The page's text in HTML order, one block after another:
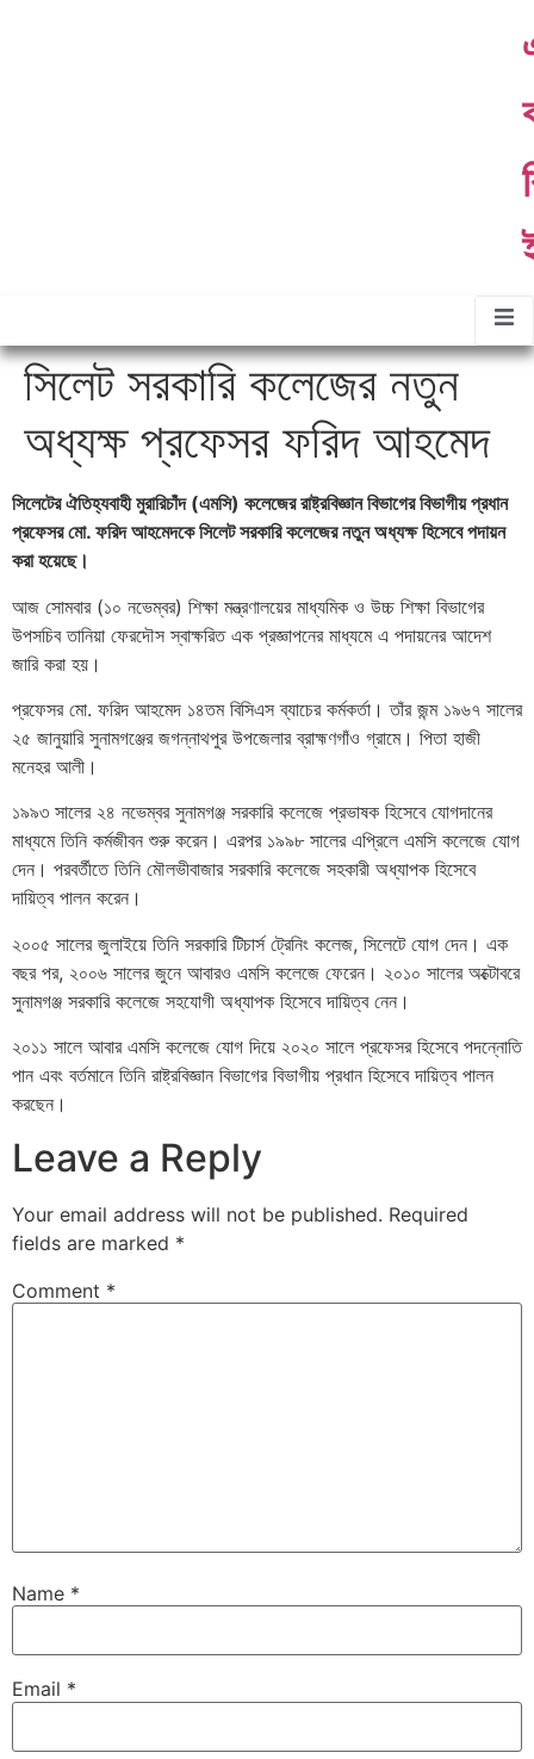
সিলেট সরকারি কলেজের নতুন
অধ্যক্ষ প্রফেসর ফরিদ আহমেদ
সিলেটের ঐতিহ্যবাহী মুরারিচাঁদ (এমসি) কলেজের রাষ্ট্রবিজ্ঞান বিভাগের বিভাগীয় প্রধান
প্রফেসর মো. ফরিদ আহমেদকে সিলেট সরকারি কলেজের নতুন অধ্যক্ষ হিসেবে পদায়ন
করা হয়েছে।
আজ সোমবার (১০ নভেম্বর) শিক্ষা মন্ত্রণালয়ের মাধ্যমিক ও উচ্চ শিক্ষা বিভাগের
উপসচিব তানিয়া ফেরদৌস স্বাক্ষরিত এক প্রজ্ঞাপনের মাধ্যমে এ পদায়নের আদেশ
জারি করা হয়।
প্রফেসর মো. ফরিদ আহমেদ ১৪তম বিসিএস ব্যাচের কর্মকর্তা। তাঁর জন্ম ১৯৬৭ সালের
২৫ জানুয়ারি সুনামগঞ্জের জগন্নাথপুর উপজেলার ব্রাহ্মণগাঁও গ্রামে। পিতা হাজী
মনেহর আলী।
১৯৯৩ সালের ২৪ নভেম্বর সুনামগঞ্জ সরকারি কলেজে প্রভাষক হিসেবে যোগদানের
মাধ্যমে তিনি কর্মজীবন শুরু করেন। এরপর ১৯৯৮ সালের এপ্রিলে এমসি কলেজে যোগ
দেন। পরবর্তীতে তিনি মৌলভীবাজার সরকারি কলেজে সহকারী অধ্যাপক হিসেবে
দায়িত্ব পালন করেন।
২০০৫ সালের জুলাইয়ে তিনি সরকারি টিচার্স ট্রেনিং কলেজ, সিলেটে যোগ দেন। এক
বছর পর, ২০০৬ সালের জুনে আবারও এমসি কলেজে ফেরেন। ২০১০ সালের অক্টোবরে
সুনামগঞ্জ সরকারি কলেজে সহযোগী অধ্যাপক হিসেবে দায়িত্ব নেন।
২০১১ সালে আবার এমসি কলেজে যোগ দিয়ে ২০২০ সালে প্রফেসর হিসেবে পদন্নোতি
পান এবং বর্তমানে তিনি রাষ্ট্রবিজ্ঞান বিভাগের বিভাগীয় প্রধান হিসেবে দায়িত্ব পালন
করছেন।
Leave a Reply
Your email address will not be published. Required
fields are marked *
Comment *
Name *
Email *